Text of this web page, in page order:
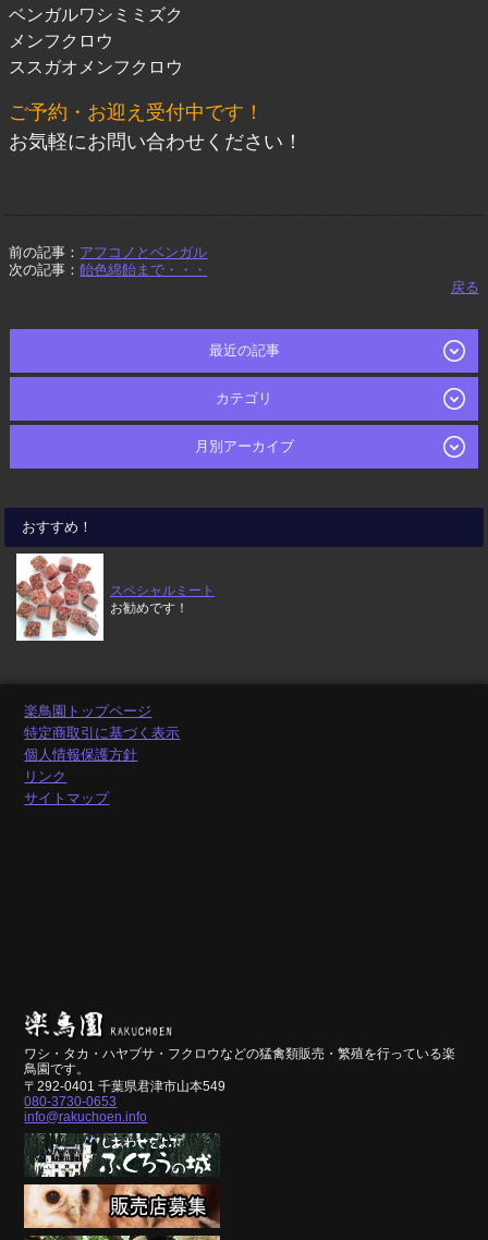
ベンガルワシミミズク
メンフクロウ
ススガオメンフクロウ
ご予約・お迎え受付中です！
お気軽にお問い合わせください！
前の記事： アフコノとベンガル
次の記事：飴色綿飴まで・・・
戻る
最近の記事
カテゴリ
月別アーカイブ
おすすめ！
スペシャルミート
お勧めです！
楽鳥園トップページ
特定商取引に基づく表示
個人情報保護方針
リンク
サイトマップ
ワシ・タカ・ハヤブサ・フクロウなどの猛禽類販売・繁殖を行っている楽
鳥園です。
〒292-0401 千葉県君津市山本549
080-3730-0653
info@rakuchoen.info